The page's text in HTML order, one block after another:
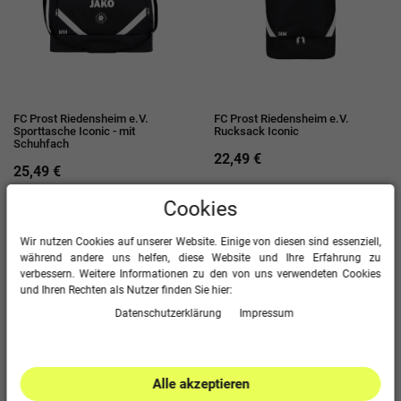
FC Prost Riedensheim e.V.
Sporttasche Iconic - mit
Schuhfach
25,49 €
FC Prost Riedensheim e.V.
Rucksack Iconic
22,49 €
FC Prost Riedensheim e.V. Basic
FC Prost Riedensheim e.V.
Cookies
Wir nutzen Cookies auf unserer Website. Einige von diesen sind essenziell,
während andere uns helfen, diese Website und Ihre Erfahrung zu
verbessern. Weitere Informationen zu den von uns verwendeten Cookies
und Ihren Rechten als Nutzer finden Sie hier:
Daten­schutz­erklärung
Impressum
Alle akzeptieren